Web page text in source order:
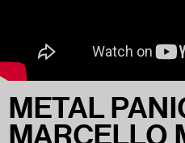
METAL